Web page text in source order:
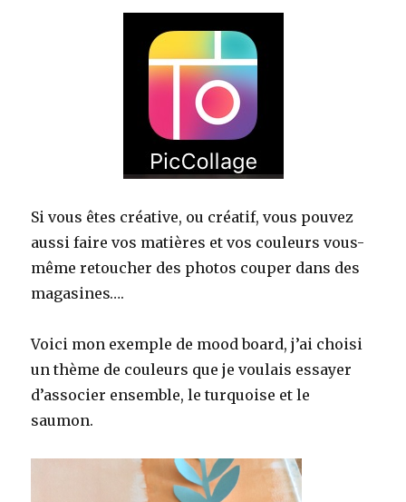
Si vous êtes créative, ou créatif, vous pouvez
aussi faire vos matières et vos couleurs vous-
même retoucher des photos couper dans des
magasines….
Voici mon exemple de mood board, j’ai choisi
un thème de couleurs que je voulais essayer
d’associer ensemble, le turquoise et le
saumon.